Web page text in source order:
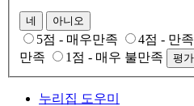
네 아니오
5점 - 매우만족 4점 - 만족
만족
1점 - 매우 불만족 평
누리집 도우미